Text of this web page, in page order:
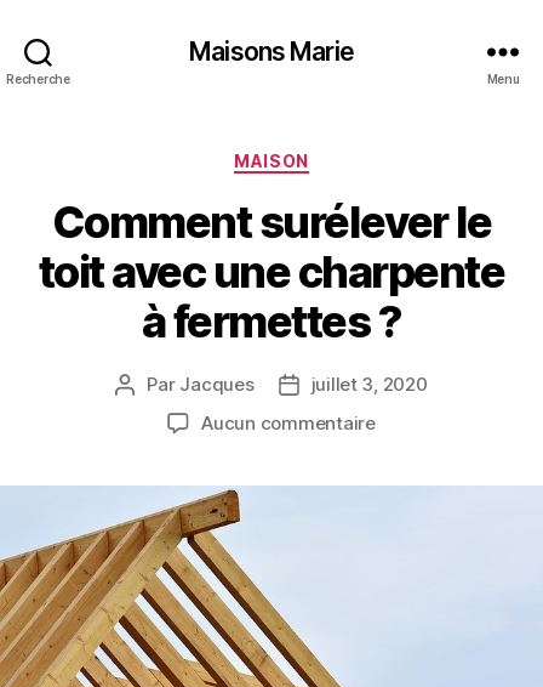
Recherche
Maisons Marie
Menu
Catégories
MAISON
Comment surélever le
toit avec une charpente
à fermettes ?
Auteur
l’article
Par Jacques
Datejuillet 3, 2020
Aucun commentairesur